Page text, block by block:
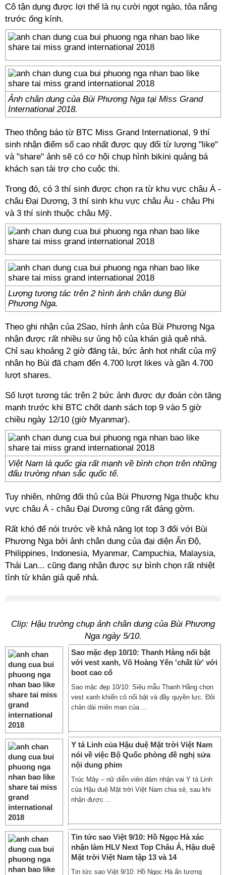
Cô tận dụng được lợi thế là nụ cười ngọt ngào, tỏa nắng
trước ống kính.
Ảnh chân dung của Bùi Phương Nga tại Miss Grand
International 2018.
Theo thông báo từ BTC Miss Grand International, 9 thí
sinh nhận điểm số cao nhất được quy đổi từ lượng "like"
và "share" ảnh sẽ có cơ hội chụp hình bikini quảng bá
khách sạn tài trợ cho cuộc thi.
Trong đó, có 3 thí sinh được chọn ra từ khu vực châu Á -
châu Đại Dương, 3 thí sinh khu vực châu Âu - châu Phi
và 3 thí sinh thuộc châu Mỹ.
Lượng tương tác trên 2 hình ảnh chân dung Bùi
Phương Nga.
Theo ghi nhận của 2Sao, hình ảnh của Bùi Phương Nga
nhận được rất nhiều sự ủng hộ của khán giả quê nhà.
Chỉ sau khoảng 2 giờ đăng tải, bức ảnh hot nhất của mỹ
nhân họ Bùi đã chạm đến 4.700 lượt likes và gần 4.700
lượt shares.
Số lượt tương tác trên 2 bức ảnh được dự đoán còn tăng
mạnh trước khi BTC chốt danh sách top 9 vào 5 giờ
chiều ngày 12/10 (giờ Myanmar).
Việt Nam là quốc gia rất mạnh về bình chọn trên những
đấu trường nhan sắc quốc tế.
Tuy nhiên, những đối thủ của Bùi Phương Nga thuộc khu
vực châu Á - châu Đại Dương cũng rất đáng gờm.
Rất khó để nói trước về khả năng lọt top 3 đối với Bùi
Phương Nga bởi ảnh chân dung của đại diện Ấn Độ,
Philippines, Indonesia, Myanmar, Campuchia, Malaysia,
Thái Lan... cũng đang nhận được sự bình chọn rất nhiệt
tình từ khán giả quê nhà.
Clip: Hậu trường chụp ảnh chân dung của Bùi Phương
Nga ngày 5/10.
Sao mặc đẹp 10/10: Thanh Hằng nổi bật
với vest xanh, Võ Hoàng Yến 'chất lừ' với
boot cao cổ
Sao mặc đẹp 10/10: Siêu mẫu Thanh Hằng chọn
vest xanh khiến cô nổi bật và đầy quyền lực. Đôi
chân dài miên man của ...
Y tá Linh của Hậu duệ Mặt trời Việt Nam
nói về việc Bộ Quốc phòng đề nghị sửa
nội dung phim
Trúc Mây – nữ diễn viên đảm nhận vai Y tá Linh
của Hậu duệ Mặt trời Việt Nam chia sẻ, sau khi
nhận được ...
Tin tức sao Việt 9/10: Hồ Ngọc Hà xác
nhận làm HLV Next Top Châu Á, Hậu duệ
Mặt trời Việt Nam tập 13 và 14
Tin tức sao Việt 9/10: Hồ Ngọc Hà ấn tượng